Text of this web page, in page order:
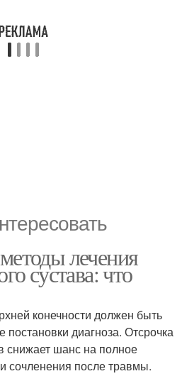
лечения
сустава: что
конечности должен быть
постановки диагноза. Отсрочка
снижает шанс на полное
сочленения после травмы.